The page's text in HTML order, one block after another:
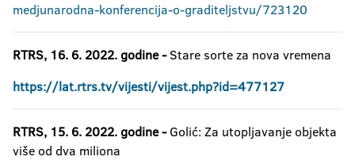
medjunarodna-konferencija-o-graditeljstvu/723120
RTRS, 16. 6. 2022. godine -Stare sorte za nova vremena
https://lat.rtrs.tv/vijesti/vijest.php?id=477127
RTRS, 15. 6. 2022. godine -Golić: Za utopljavanje objekta
više od dva miliona